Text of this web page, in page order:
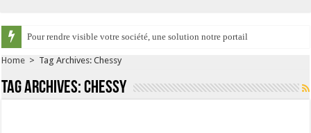
Pour rendre visible votre société, une solution notre portail
Home > Tag Archives: Chessy
Tag Archives:Chessy